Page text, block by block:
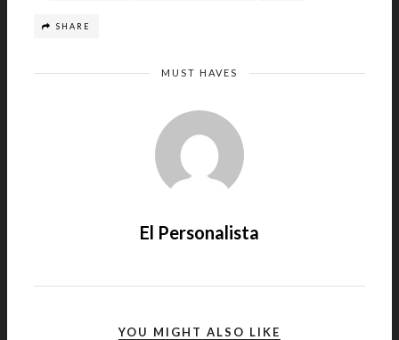
SHARE
MUST HAVES
El Personalista
YOU MIGHT ALSO LIKE